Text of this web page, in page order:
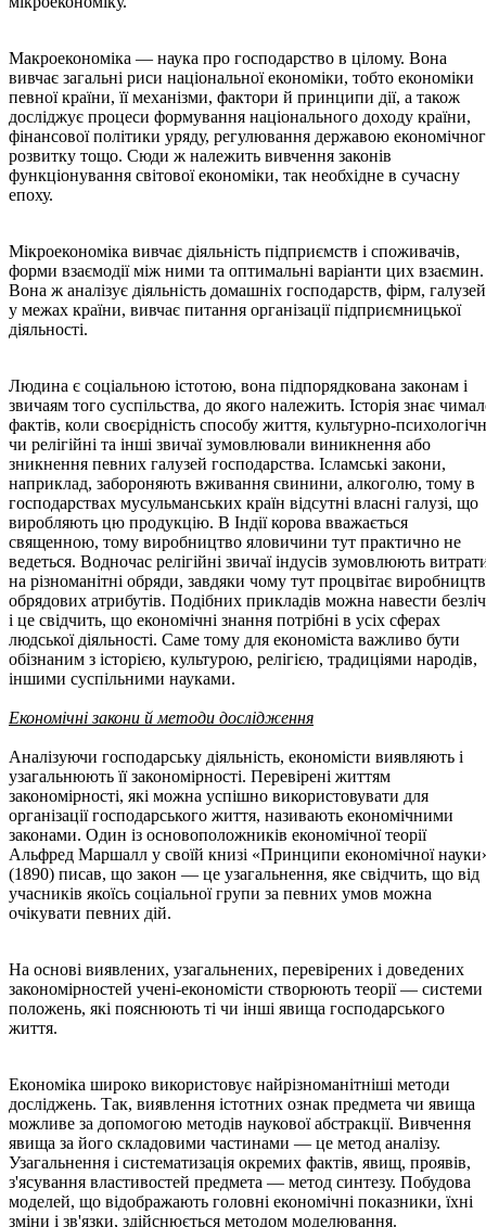
Макроекономіка — наука про господарство в цілому. Вона
вивчає загальні риси національної економіки, тобто економіки
певної країни, її механізми, фактори й принципи дії, а також
досліджує процеси формування національного доходу країни,
фінансової політики уряду, регулювання державою
розвитку тощо. Сюди ж належить вивчення законів
функціонування світової економіки, так необхідне в сучасну
епоху.
Мікроекономіка вивчає діяльність підприємств і споживачів,
форми взаємодії між ними та оптимальні варіанти цих взаємин.
Вона ж аналізує діяльність домашніх господарств, фірм, галузей
у межах країни, вивчає питання організації підприємницької
діяльності.
Людина є соціальною істотою, вона підпорядкована законам і
звичаям того суспільства, до якого належить. Історія знає
фактів, коли своєрідність способу життя, культурно-
чи релігійні та інші звичаї зумовлювали виникнення або
зникнення певних галузей господарства. Ісламські закони,
наприклад, забороняють вживання свинини, алкоголю, тому в
господарствах мусульманських країн відсутні власні галузі, що
виробляють цю продукцію. В Індії корова вважається
священною, тому виробництво яловичини тут практично не
ведеться. Водночас релігійні звичаї індусів зумовлюють
на різноманітні обряди, завдяки чому тут процвітає
обрядових атрибутів. Подібних прикладів можна навести
і це свідчить, що економічні знання потрібні в усіх сферах
людської діяльності. Саме тому для економіста важливо бути
обізнаним з історією, культурою, релігією, традиціями народів,
іншими суспільними науками.
Економічні закони й методи дослідження
Аналізуючи господарську діяльність, економісти виявляють і
узагальнюють її закономірності. Перевірені життям
закономірності, які можна успішно використовувати для
організації господарського життя, називають економічними
законами. Один із основоположників економічної теорії
Альфред Маршалл у своїй книзі «Принципи економічної
(1890) писав, що закон — це узагальнення, яке свідчить, що від
учасників якоїсь соціальної групи за певних умов можна
очікувати певних дій.
На основі виявлених, узагальнених, перевірених і доведених
закономірностей учені-економісти створюють теорії — системи
положень, які пояснюють ті чи інші явища господарського
життя.
Економіка широко використовує найрізноманітніші методи
досліджень. Так, виявлення істотних ознак предмета чи явища
можливе за допомогою методів наукової абстракції. Вивчення
явища за його складовими частинами — це метод аналізу.
Узагальнення і систематизація окремих фактів, явищ, проявів,
з'ясування властивостей предмета — метод синтезу. Побудова
моделей, що відображають головні економічні показники, їхні
зміни і зв'язки, здійснюється методом моделювання.